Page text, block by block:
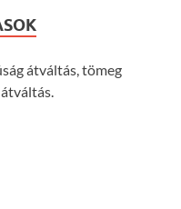
átváltás, tömeg